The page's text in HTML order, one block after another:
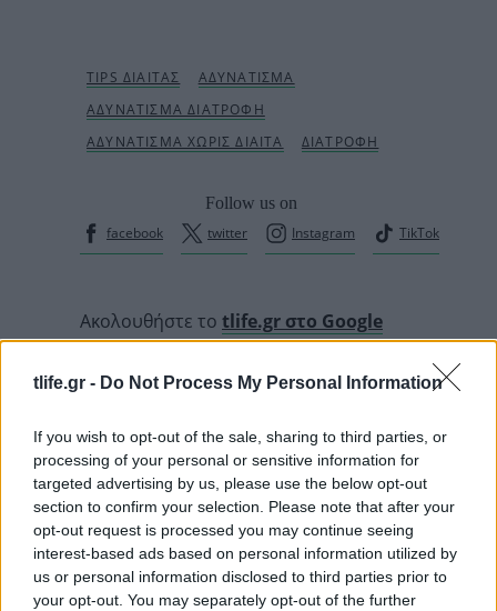
tlife.gr - Do Not Process My Personal Information
If you wish to opt-out of the sale, sharing to third parties, or
processing of your personal or sensitive information for
targeted advertising by us, please use the below opt-out
section to confirm your selection. Please note that after your
opt-out request is processed you may continue seeing
interest-based ads based on personal information utilized by
us or personal information disclosed to third parties prior to
your opt-out. You may separately opt-out of the further
Follow us on
facebook
twitter Instagram TikTok
Ακολουθήστε το tlife.gr στο Google
Newsκαι μάθετε πρώτοι όλα τα νέα.
READ MORE